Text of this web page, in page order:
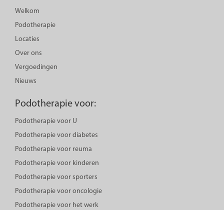
Welkom
Podotherapie
Locaties
Over ons
Vergoedingen
Nieuws
Podotherapie voor:
Podotherapie voor U
Podotherapie voor diabetes
Podotherapie voor reuma
Podotherapie voor kinderen
Podotherapie voor sporters
Podotherapie voor oncologie
Podotherapie voor het werk